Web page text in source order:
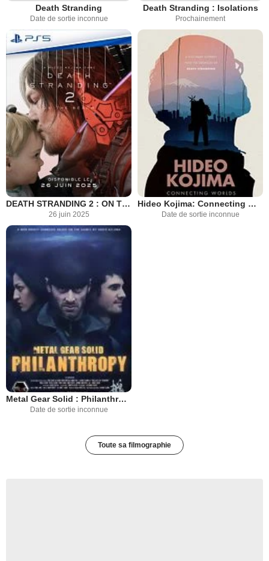
Death Stranding
Date de sortie inconnue
Death Stranding : Isolations
Prochainement
DEATH STRANDING 2 : ON THE BEACH
26 juin 2025
Hideo Kojima: Connecting Worlds
Date de sortie inconnue
Metal Gear Solid : Philanthropy
Date de sortie inconnue
Toute sa filmographie